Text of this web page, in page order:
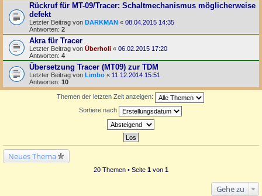
Rückruf für MT-09/Tracer: Schaltmechanismus möglicherweise
defekt
Letzter Beitrag von DARKMAN « 08.04.2015 14:35
Antworten: 2
Akra für Tracer
Letzter Beitrag von Überholi « 06.02.2015 17:20
Antworten: 4
Übersetzung Tracer (MT09) zur TDM
Letzter Beitrag von Limbo « 11.12.2014 15:51
Antworten: 10
Themen der letzten Zeit anzeigen:
Sortiere nach
Neues Thema
20 Themen • Seite 1 von 1
Gehe zu